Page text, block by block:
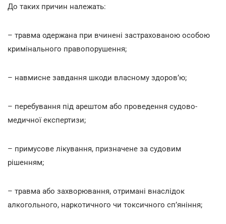
До таких причин належать:
– травма одержана при вчинені застрахованою особою
кримінального правопорушення;
– навмисне завдання шкоди власному здоров’ю;
– перебування під арештом або проведення судово-
медичної експертизи;
– примусове лікування, призначене за судовим
рішенням;
– травма або захворювання, отримані внаслідок
алкогольного, наркотичного чи токсичного сп’яніння;